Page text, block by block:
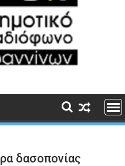
δασοπονίας